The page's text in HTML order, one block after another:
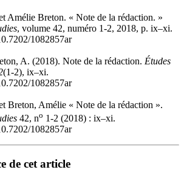
Amélie Breton. « Note de la rédaction. »
, volume 42, numéro 1-2, 2018, p. ix–xi.
1082857ar
A. (2018). Note de la rédaction. Études
(1-2), ix–xi.
1082857ar
Breton, Amélie « Note de la rédaction ».
42, no 1-2 (2018) : ix–xi.
1082857ar
de cet article